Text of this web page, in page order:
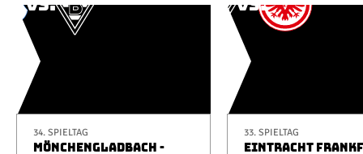
34. SPIELTAG
MÖNCHENGLADBACH -
33. SPIELTAG
EINTRACHT